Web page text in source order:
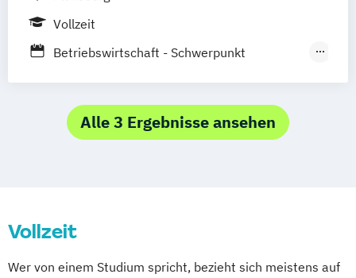
Vollzeit
Betriebswirtschaft - Schwerpunkt
Alle 3 Ergebnisse ansehen
Vollzeit
Wer von einem Studium spricht, bezieht sich meistens auf